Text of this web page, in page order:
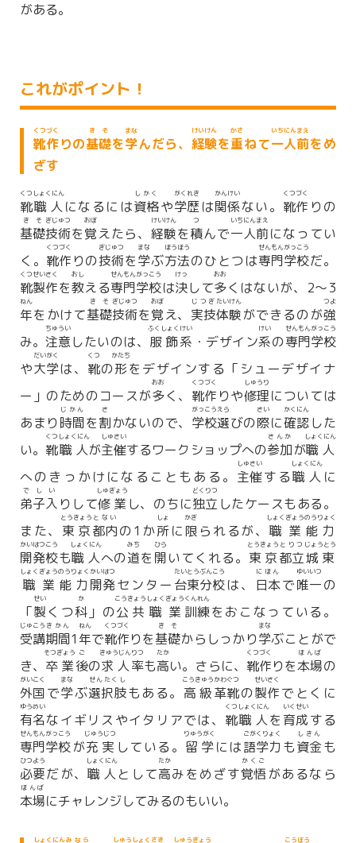
がある。
これがポイント！
靴
くつ
作
づく
りの基礎
きそ
を学
まな
んだら、 経験
けいけん
を重
かさ
ねて一人
いちにん
前
まえ
をめ
ざす
靴
くつ
職人
しょくにん
になるには資格
しかく
や学歴
がくれき
は関係
かんけい
ない。 靴
くつ
作
づく
りの
基礎
きそ
技術
ぎじゅつ
を覚
おぼ
えたら、 経験
けいけん
を積
つ
んで一人
いちにん
前
まえ
になってい
く。 靴
くつ
作
づく
りの技術
ぎじゅつ
を学
まな
ぶ方法
ほうほう
のひとつは専門
せんもん
学校
がっこう
だ。
靴
くつ
製作
せいさく
を教
おし
える専門
せんもん
学校
がっこう
は決
けっ
して多
おお
くはないが、2～3
年
ねん
をかけて基礎
きそ
技術
ぎじゅつ
を覚
おぼ
え、 実技
じつぎ
体験
たいけん
ができるのが強
つよ
み。 注意
ちゅうい
したいのは、 服飾
ふくしょく
系
けい
・デザイン系
けい
の専門
せんもん
学校
がっこう
や大学
だいがく
は、 靴
くつ
の形
かたち
をデザインする「シューデザイナ
ー」のためのコースが多
おお
く、 靴
くつ
作
づく
りや修理
しゅうり
については
あまり時間
じかん
を割
さ
かないので、 学校
がっこう
選
えら
びの際
さい
に確認
かくにん
した
い。 靴
くつ
職人
しょくにん
が主催
しゅさい
するワークショップへの参加
さんか
が職人
しょくにん
へのきっかけになることもある。 主催
しゅさい
する職人
しょくにん
に
弟子入
でしい
りして修業
しゅぎょう
し、のちに独立
どくりつ
したケースもある。
また、 東京
とうきょう
都内
とない
の1か所
しょ
に限
かぎ
られるが、 職業
しょくぎょう
能力
のうりょく
開発
かいはつ
校
こう
も職人
しょくにん
への道
みち
を 開
ひら
いてくれる。 東京
とうきょう
都立
とりつ
城東
じょうとう
職業
しょくぎょう
能力
のうりょく
開発
かいはつ
センター 台東
たいとう
分校
ぶんこう
は、 日本
にほん
で唯一
ゆいいつ
の
「製
せい
くつ科
か
」の公共
こうきょう
職業
しょくぎょう
訓練
くんれん
をおこなっている。
受講
じゅこう
期間
きかん
1 年
ねん
で靴
くつ
作
づく
りを基礎
きそ
からしっかり学
まな
ぶことがで
き、 卒業
そつぎょう
後
ご
の求人
きゅうじん
率
りつ
も高
たか
い。さらに、 靴
くつ
作
づく
りを本場
ほんば
の
外国
がいこく
で学
まな
ぶ選択肢
せんたくし
もある。 高級
こうきゅう
革靴
かわぐつ
の製作
せいさく
でとくに
有名
ゆうめい
なイギリスやイタリアでは、 靴
くつ
職人
しょくにん
を 育成
いくせい
する
専門
せんもん
学校
がっこう
が充実
じゅうじつ
している。 留学
りゅうがく
には語学力
ごがくりょく
も資金
しきん
も
必要
ひつよう
だが、 職人
しょくにん
として高
たか
みをめざす覚悟
かくご
があるなら
本場
ほんば
にチャレンジしてみるのもいい。
しょくにんみなら しゅうしょくさき しゅうぎょう こうぼう